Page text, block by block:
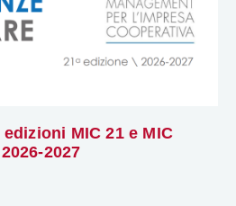
MIC 21 e MIC
2027